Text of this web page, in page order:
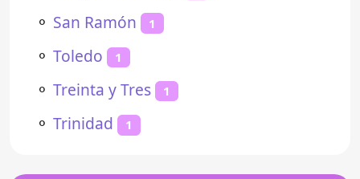
⚬ San Ramón 1
⚬ Toledo 1
⚬ Treinta y Tres 1
⚬ Trinidad 1